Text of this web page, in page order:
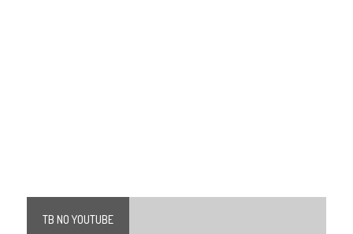
TB NO YOUTUBE